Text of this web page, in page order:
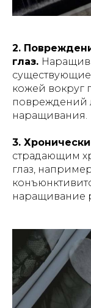
2.
глаз.
кожей вокруг
повреждений
наращивания.
3.
страдающим
глаз,
наращивание